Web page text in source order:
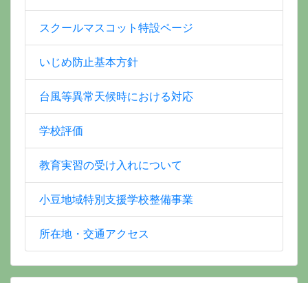
スクールマスコット特設ページ
いじめ防止基本方針
台風等異常天候時における対応
学校評価
教育実習の受け入れについて
小豆地域特別支援学校整備事業
所在地・交通アクセス